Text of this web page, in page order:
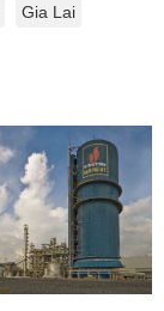
Gia Lai